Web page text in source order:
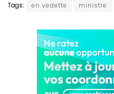
Tags: en vedette ministre